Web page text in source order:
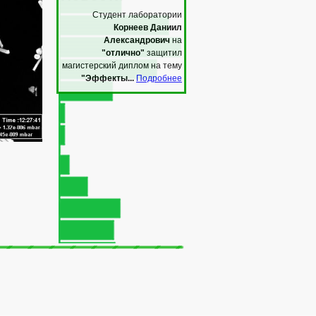
Студент лаборатории
Корнеев Даниил
Александрович
"отлично"защитил
магистерский диплом на тему
"Эффекты...
Подробнее